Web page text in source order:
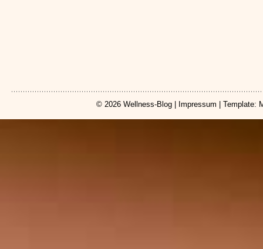
© 2026 Wellness-Blog Impressum | Template: